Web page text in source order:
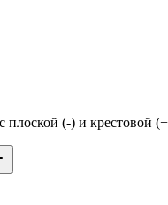
(-) и крестовой